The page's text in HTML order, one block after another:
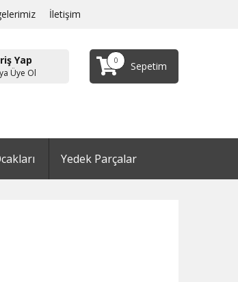
İletişim
Yap
Üye Ol
0 Sepetim
Yedek Parçalar